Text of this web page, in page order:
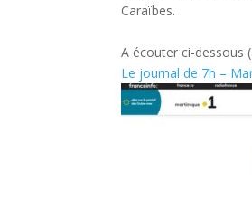
Caraïbes.
A écouter ci-dessous
Le journal de 7h –